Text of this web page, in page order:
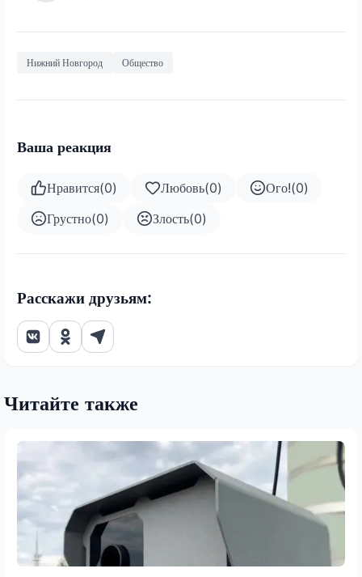
Нижний Новгород Общество
Ваша реакция
Нравится(0) Любовь(0) Ого!(0)
Грустно(0) Злость(0)
Расскажи друзьям:
Читайте также